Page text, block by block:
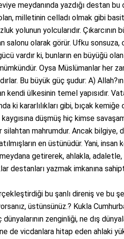
meydanında yazdığı destan bu
milletinin celladı olmak gibi
yolunun yolcularıdır. Çıkarcının
salonu olarak görür. Ufku
vardır ki, bunların en büyüğü
Oysa Müslümanlar her
Bu büyük güç şudur: A)
kendi ülkesinin temel yapısıdır.
ki kararlılıkları gibi, bıçak kemiğe
düşmüş hiç kimse
mahrumdur. Ancak bilgiye,
en üstünüdür. Yani, insan
getirerek, ahlakla, adaletle,
destanları yazmak imkanına
bu şanlı direniş ve bu
üstünsünüz.? Kukla
zenginliği, ne dış
ne de vicdanlara hitap eden ahlaki